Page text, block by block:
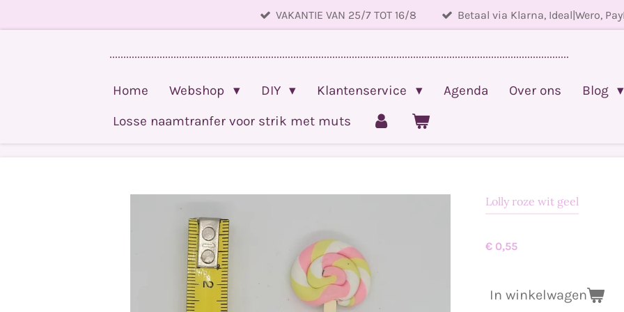
VAKANTIE VAN 25/7 TOT 16/8 Betaal via Klarna, Ideal|Wero,
.....................................................................................................................................................................
Home Webshop DIY Klantenservice Agenda Over ons
Blog
Losse naamtranfer voor strik met muts
Lolly roze wit geel
€ 0,55
In winkelwagen